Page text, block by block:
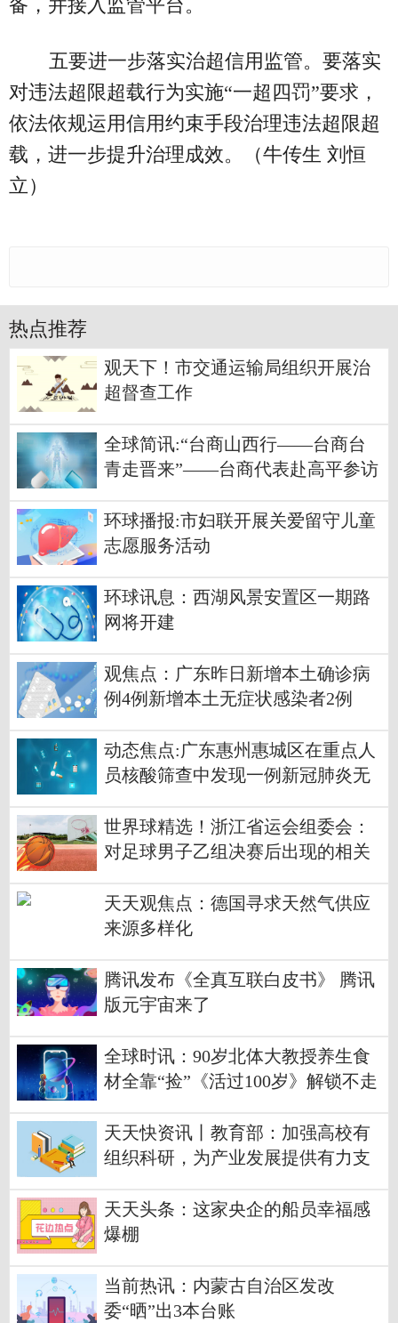
备，并接入监管平台。
五要进一步落实治超信用监管。要落实
对违法超限超载行为实施“一超四罚”要求，
依法依规运用信用约束手段治理违法超限超
载，进一步提升治理成效。（牛传生 刘恒
立）
热点推荐
观天下！市交通运输局组织开展治
超督查工作
全球简讯:“台商山西行——台商台
青走晋来”——台商代表赴高平参访
环球播报:市妇联开展关爱留守儿童
志愿服务活动
环球讯息：西湖风景安置区一期路
网将开建
观焦点：广东昨日新增本土确诊病
例4例新增本土无症状感染者2例
动态焦点:广东惠州惠城区在重点人
员核酸筛查中发现一例新冠肺炎无
世界球精选！浙江省运会组委会：
对足球男子乙组决赛后出现的相关
天天观焦点：德国寻求天然气供应
来源多样化
腾讯发布《全真互联白皮书》 腾讯
版元宇宙来了
全球时讯：90岁北体大教授养生食
材全靠“捡”《活过100岁》解锁不走
天天快资讯丨教育部：加强高校有
组织科研，为产业发展提供有力支
天天头条：这家央企的船员幸福感
爆棚
当前热讯：内蒙古自治区发改
委“晒”出3本台账